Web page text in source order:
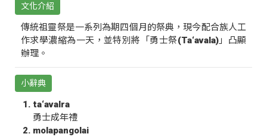
文化介紹
傳統祖靈祭是一系列為期四個月的祭典，現今配合族人工
作求學濃縮為一天，並特別將「勇士祭(Ta‘avala)」凸顯
辦理。
小辭典
ta‘avalra
勇士成年禮
molapangolai